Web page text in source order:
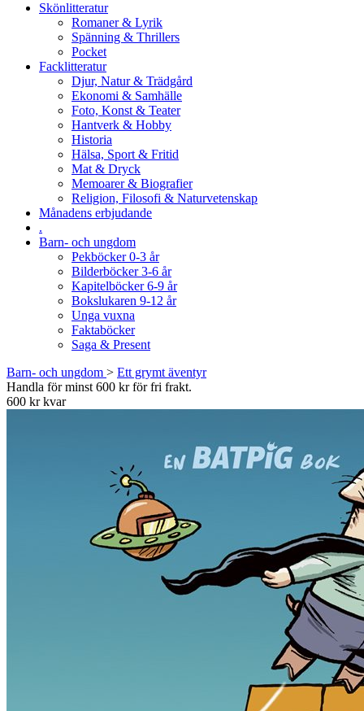
Skönlitteratur
Romaner & Lyrik
Spänning & Thrillers
Pocket
Facklitteratur
Djur, Natur & Trädgård
Ekonomi & Samhälle
Foto, Konst & Teater
Hantverk & Hobby
Historia
Hälsa, Sport & Fritid
Mat & Dryck
Memoarer & Biografier
Religion, Filosofi & Naturvetenskap
Månadens erbjudande
.
Barn- och ungdom
Pekböcker 0-3 år
Bilderböcker 3-6 år
Kapitelböcker 6-9 år
Bokslukaren 9-12 år
Unga vuxna
Faktaböcker
Saga & Present
Barn- och ungdom > Ett grymt äventyr
Handla för minst 600 kr för fri frakt.
600 kr kvar